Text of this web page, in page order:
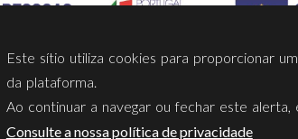
Sobre Nós Privacidade Termos
Este sítio utiliza cookies para proporcionar
da plataforma.
Ao continuar a navegar ou fechar este
Consulte a nossa política de privacidade